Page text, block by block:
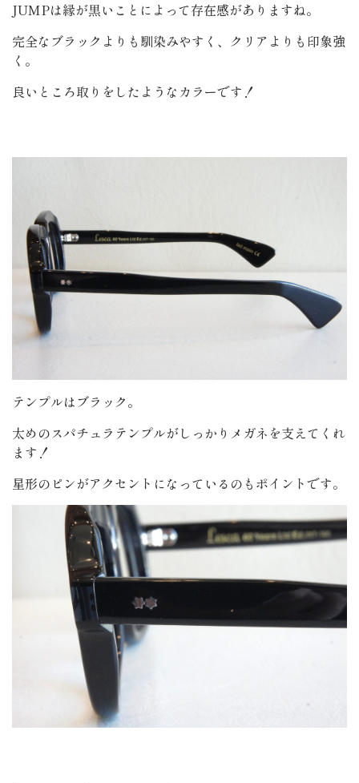
JUMPは縁が黒いことによって存在感がありますね。
完全なブラックよりも馴染みやすく、クリアよりも印象強
く。
良いところ取りをしたようなカラーです！
テンプルはブラック。
太めのスパチュラテンプルがしっかりメガネを支えてくれ
ます！
星形のピンがアクセントになっているのもポイントです。